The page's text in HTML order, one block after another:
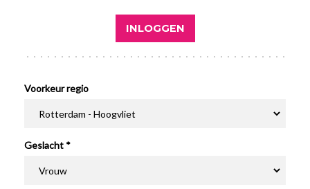
INLOGGEN
Voorkeur regio
Geslacht *